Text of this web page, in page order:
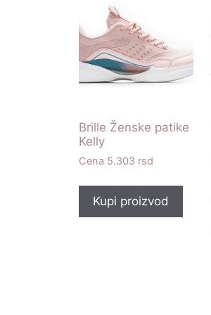
Brille Ženske patike
Kelly
5.303 rsd
Kupi proizvod